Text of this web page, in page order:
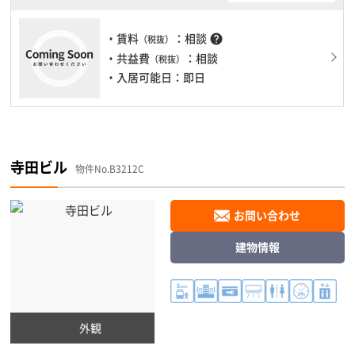
・賃料 （税抜） ：相談 help
・共益費 （税抜）
：相談
・入居可能日：即日
寺田ビル 物件No.B3212C
外観
お問い合わせ
建物情報